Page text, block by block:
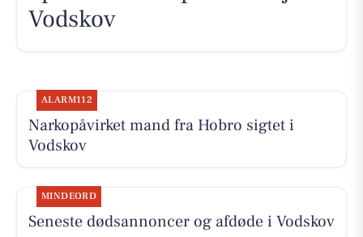
Vodskov
ALARM112
Narkopåvirket mand fra Hobro sigtet i
Vodskov
MINDEORD
Seneste dødsannoncer og afdøde i Vodskov